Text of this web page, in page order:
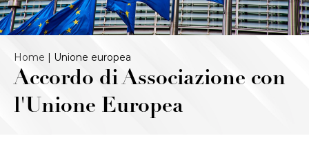
Home | Unione europea
Accordo di Associazione con
l'Unione Europea